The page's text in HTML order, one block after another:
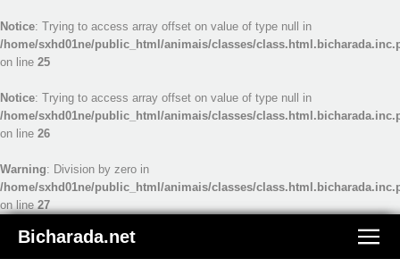
Notice: Trying to access array offset on value of type null in
/home/sxhd01ne/public_html/animais/classes/
on line 25
Notice: Trying to access array offset on value of type null in
/home/sxhd01ne/public_html/animais/classes/
on line 26
Warning: Division by zero in
/home/sxhd01ne/public_html/animais/classes/
on line27
Bicharada.net